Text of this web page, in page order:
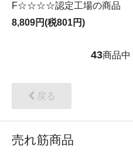
F☆☆☆☆認定工場の商品
8,809円(税801円)
43商品中
戻る
売れ筋商品